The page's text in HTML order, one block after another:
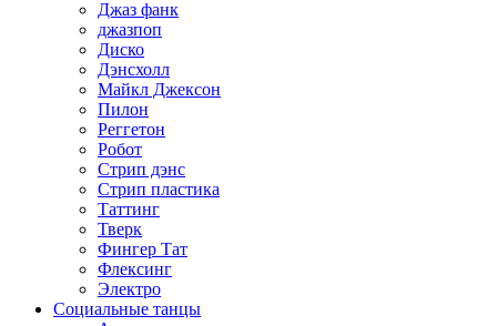
Джаз фанк
джазпоп
Диско
Дэнсхолл
Майкл Джексон
Пилон
Реггетон
Робот
Стрип дэнс
Стрип пластика
Таттинг
Тверк
Фингер Тат
Флексинг
Электро
Социальные танцы